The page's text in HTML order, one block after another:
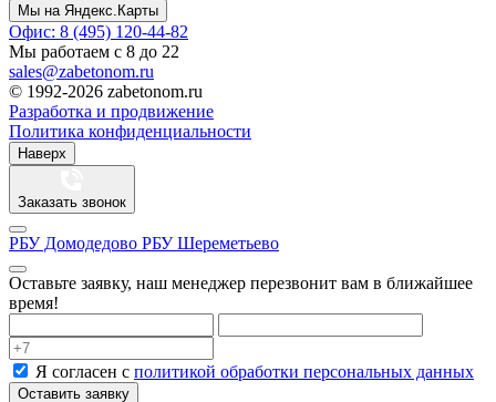
Мы на Яндекс.Карты
Офис: 8 (495) 120-44-82
Мы работаем с 8 до 22
sales@zabetonom.ru
© 1992-2026 zabetonom.ru
Разработка и продвижение
Политика конфиденциальности
Наверх
Заказать звонок
РБУ Домодедово РБУ Шереметьево
Оставьте заявку, наш менеджер перезвонит вам в ближайшее
время!
Я согласен с политикой обработки персональных данных
Оставить заявку